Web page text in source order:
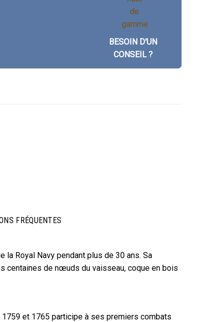
BESOIN D'UN
CONSEIL ?
FRÉQUENTES
la Royal Navy pendant plus de 30 ans. Sa
centaines de nœuds du vaisseau, coque en bois
et 1765 participe à ses premiers combats